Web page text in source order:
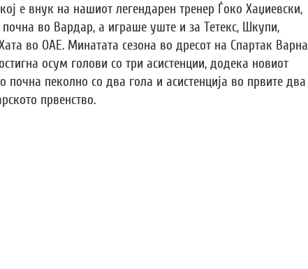
кој е внук на нашиот легендарен тренер Ѓоко Хаџиевски,
почна во Вардар, а играше уште и за Тетекс, Шкупи,
во ОАЕ. Минатата сезона во дресот на Спартак Варна
осум голови со три асистенции, додека новиот
почна пеколно со два гола и асистенција во првите два
првенство.